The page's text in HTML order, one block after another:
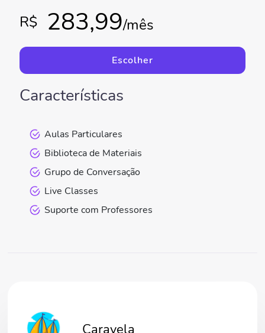
R$ 283,99/mês
Escolher
Características
Aulas Particulares
Biblioteca de Materiais
Grupo de Conversação
Live Classes
Suporte com Professores
Caravela